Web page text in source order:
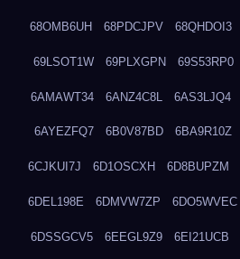
68OMB6UH 68PDCJPV 68QHDOI3
69LSOT1W 69PLXGPN 69S53RP0
6AMAWT34 6ANZ4C8L 6AS3LJQ4
6AYEZFQ7 6B0V87BD 6BA9R10Z
6CJKUI7J 6D1OSCXH 6D8BUPZM
6DEL198E 6DMVW7ZP 6DO5WVEC
6DSSGCV5 6EEGL9Z9 6EI21UCB